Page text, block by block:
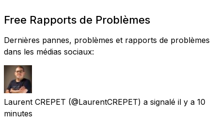
Free Rapports de Problèmes
Dernières pannes, problèmes et rapports de problèmes
dans les médias sociaux:
Laurent CREPET (@LaurentCREPET) a signalé il y a 10
minutes